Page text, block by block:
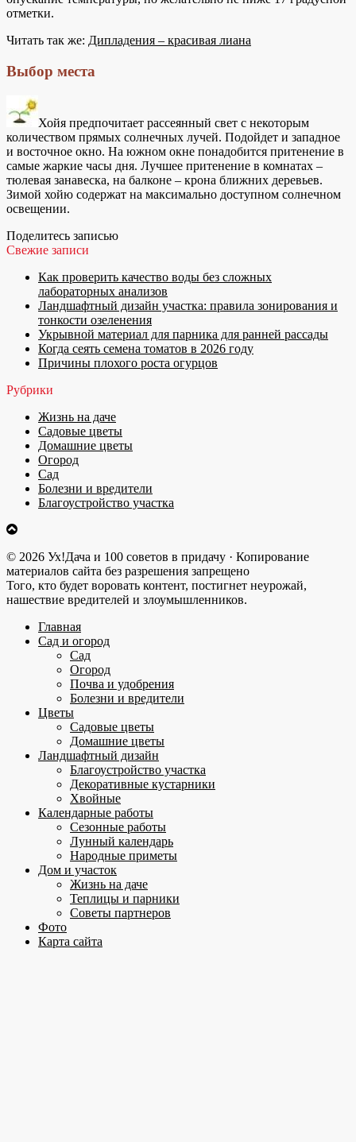
отметки.
Читать так же: Дипладения – красивая лиана
Выбор места
Хойя предпочитает рассеянный свет с некоторым
количеством прямых солнечных лучей. Подойдет и западное
и восточное окно. На южном окне понадобится притенение в
самые жаркие часы дня. Лучшее притенение в комнатах –
тюлевая занавеска, на балконе – крона ближних деревьев.
Зимой хойю содержат на максимально доступном солнечном
освещении.
Поделитесь записью
Свежие записи
Как проверить качество воды без сложных
лабораторных анализов
Ландшафтный дизайн участка: правила зонирования и
тонкости озеленения
Укрывной материал для парника для ранней рассады
Когда сеять семена томатов в 2026 году
Причины плохого роста огурцов
Рубрики
Жизнь на даче
Садовые цветы
Домашние цветы
Огород
Сад
Болезни и вредители
Благоустройство участка
© 2026 Ух!Дача и 100 советов в придачу · Копирование
материалов сайта без разрешения запрещено
Того, кто будет воровать контент, постигнет неурожай,
нашествие вредителей и злоумышленников.
Главная
Сад и огород
Сад
Огород
Почва и удобрения
Болезни и вредители
Цветы
Садовые цветы
Домашние цветы
Ландшафтный дизайн
Благоустройство участка
Декоративные кустарники
Хвойные
Календарные работы
Сезонные работы
Лунный календарь
Народные приметы
Дом и участок
Жизнь на даче
Теплицы и парники
Советы партнеров
Фото
Карта сайта